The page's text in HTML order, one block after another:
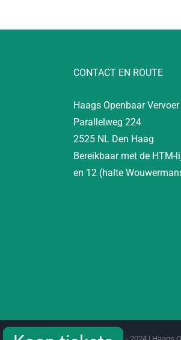
CONTACT EN ROUTE
Haags Openbaar
Parallelweg 224
2525 NL Den Haag
Bereikbaar met de HTM-
en 12 (halte